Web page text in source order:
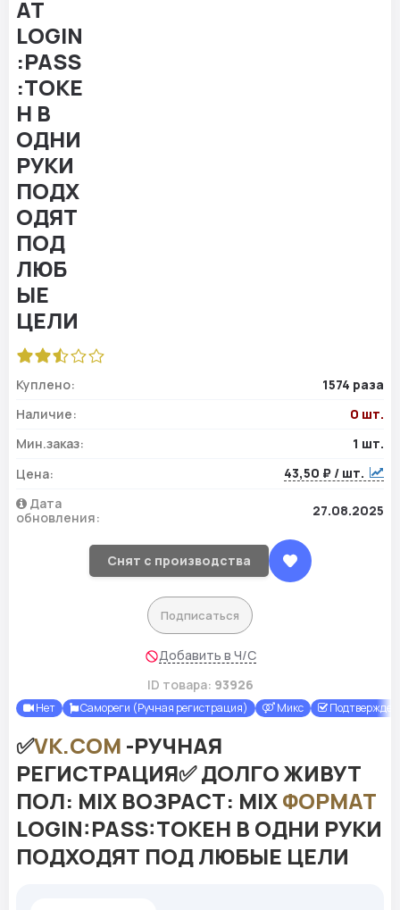
Куплено:
1574 раза
Наличие:
0 шт.
Мин.заказ:
1 шт.
Цена:
43,50 ₽ / шт.
Дата
обновления:
27.08.2025
Снят с производства
Подписаться
Добавить в Ч/С
ID товара: 93926
Нет Самореги (Ручная регистрация) Микс
✅VK.COM -РУЧНАЯ
РЕГИСТРАЦИЯ✅ ДОЛГО ЖИВУТ
ПОЛ: MIX ВОЗРАСТ: MIXФОРМАТ
LOGIN:PASS:ТОКЕН В ОДНИ РУКИ
ПОДХОДЯТ ПОД ЛЮБЫЕ ЦЕЛИ